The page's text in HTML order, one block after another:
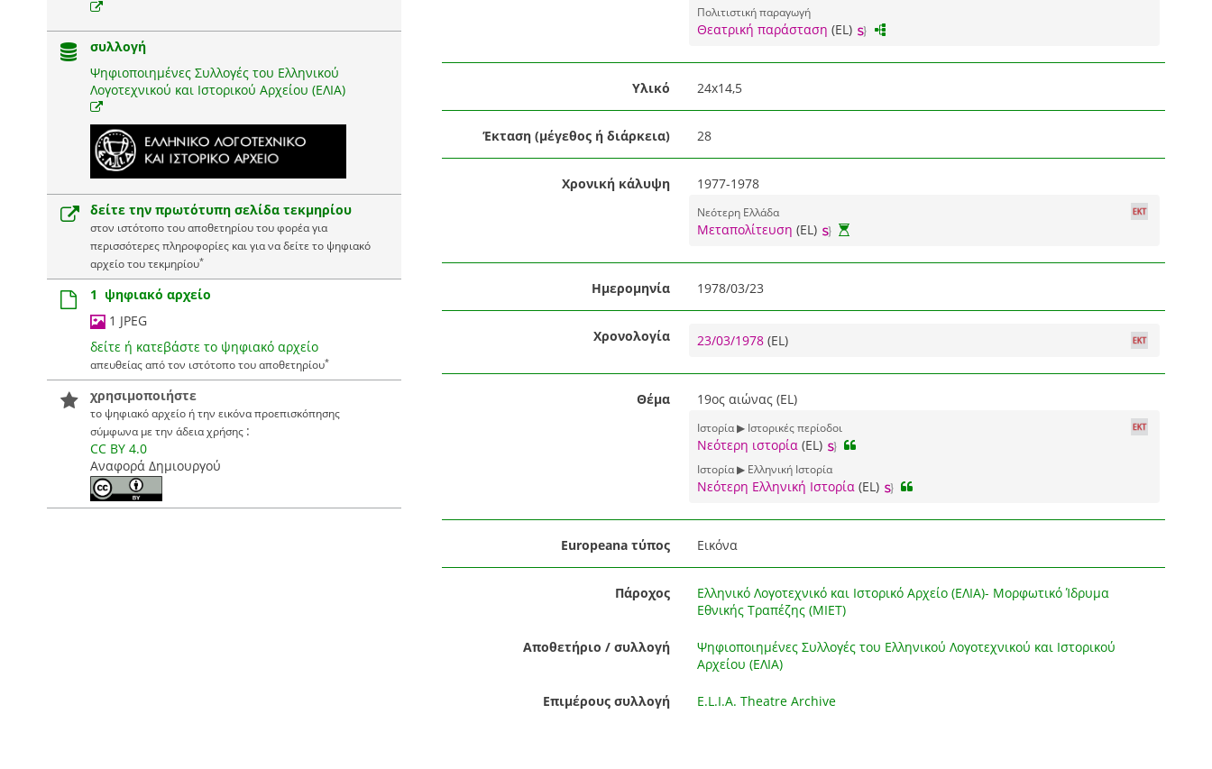
συλλογή
Ψηφιοποιημένες Συλλογές του Ελληνικού
Λογοτεχνικού και Ιστορικού Αρχείου (ΕΛΙΑ)
δείτε την πρωτότυπη σελίδα τεκμηρίου
στον ιστότοπο του αποθετηρίου του φορέα για
περισσότερες πληροφορίες και για να δείτε το ψηφιακό
αρχείο του τεκμηρίου*
1 ψηφιακό αρχείο
1 JPEG
δείτε ή κατεβάστε το ψηφιακό αρχείο
απευθείας από τον ιστότοπο του αποθετηρίου*
χρησιμοποιήστε
το ψηφιακό αρχείο ή την εικόνα προεπισκόπησης
σύμφωνα με την άδεια χρήσης :
CC BY 4.0
Αναφορά Δημιουργού
Πολιτιστική παραγωγή
Θεατρική παράσταση (EL)
Υλικό 24x14,5
Έκταση (μέγεθος ή διάρκεια) 28
Χρονική κάλυψη 1977-1978
Νεότερη Ελλάδα
Μεταπολίτευση (EL)
Ημερομηνία 1978/03/23
Χρονολογία 23/03/1978 (EL)
Θέμα 19ος αιώνας (EL)
Ιστορία ▶ Ιστορικές περίοδοι
Νεότερη ιστορία(EL)
Ιστορία ▶ Ελληνική Ιστορία
Νεότερη Ελληνική Ιστορία(EL)
Europeana τύπος Εικόνα
Πάροχος
Ελληνικό Λογοτεχνικό και Ιστορικό Αρχείο (ΕΛΙΑ)- Μορφωτικό Ίδρυμα
Εθνικής Τραπέζης (ΜΙΕΤ)
Αποθετήριο / συλλογή
Ψηφιοποιημένες Συλλογές του Ελληνικού Λογοτεχνικού και Ιστορικού
Αρχείου (ΕΛΙΑ)
Επιμέρους συλλογή E.L.I.A. Theatre Archive